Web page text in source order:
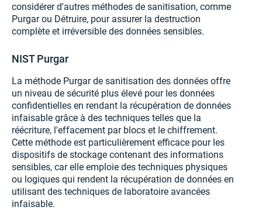
considérer d'autres méthodes de sanitisation, comme
Purgar ou Détruire, pour assurer la destruction
complète et irréversible des données sensibles.
NIST Purgar
La méthode Purgar de sanitisation des données offre
un niveau de sécurité plus élevé pour les données
confidentielles en rendant la récupération de données
infaisable grâce à des techniques telles que la
réécriture, l'effacement par blocs et le chiffrement.
Cette méthode est particulièrement efficace pour les
dispositifs de stockage contenant des informations
sensibles, car elle emploie des techniques physiques
ou logiques qui rendent la récupération de données en
utilisant des techniques de laboratoire avancées
infaisable.